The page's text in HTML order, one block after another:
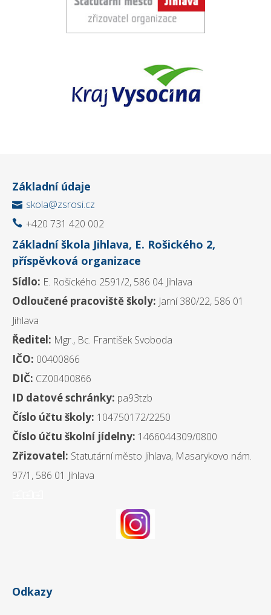
Základní údaje
 skola@zsrosi.cz
 +420 731 420 002
Základní škola Jihlava, E. Rošického 2,
příspěvková organizace
Sídlo: E. Rošického 2591/2, 586 04 Jihlava
Odloučené pracoviště školy: Jarní 380/22, 586 01
Jihlava
Ředitel: Mgr., Bc. František Svoboda
IČO: 00400866
DIČ: CZ00400866
ID datové schránky: pa93tzb
Číslo účtu školy: 104750172/2250
Číslo účtu školní jídelny: 1466044309/0800
Zřizovatel: Statutární město Jihlava, Masarykovo nám.
97/1, 586 01 Jihlava
Odkazy